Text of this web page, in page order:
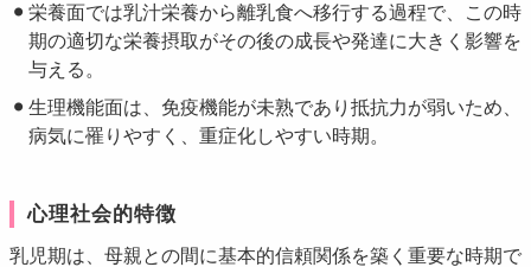
栄養面では乳汁栄養から離乳食へ移行する過程で、この時
期の適切な栄養摂取がその後の成長や発達に大きく影響を
与える。
生理機能面は、免疫機能が未熟であり抵抗力が弱いため、
病気に罹りやすく、重症化しやすい時期。
心理社会的特徴
乳児期は、母親との間に基本的信頼関係を築く重要な時期で